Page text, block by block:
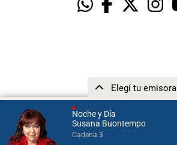
Noche y Día
Susana Buontempo
Cadena 3
Elegí tu emisora